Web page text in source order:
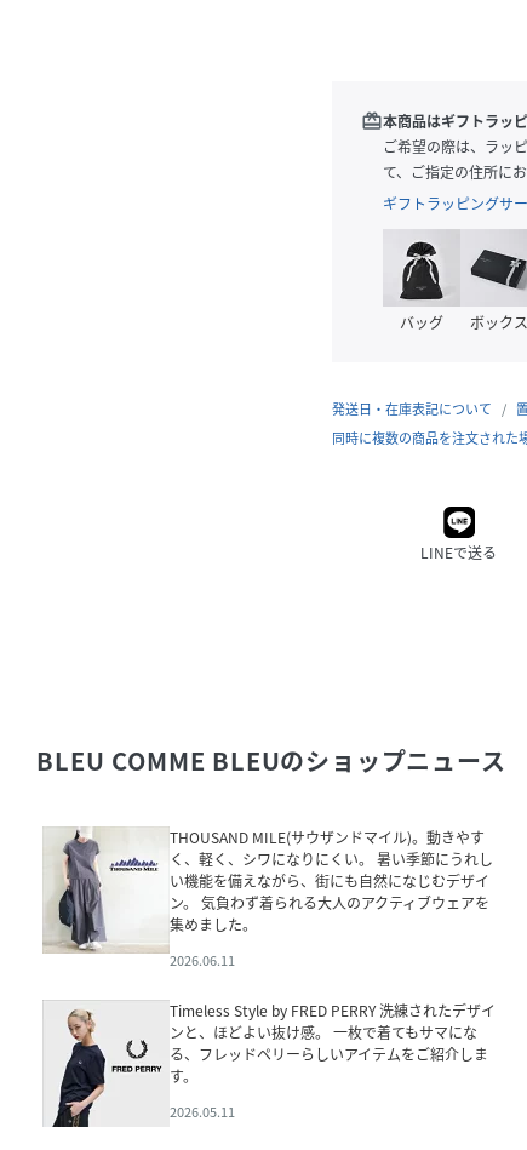
redeem本商品はギフトラッ
ご希望の際は、ラッ
て、ご指定の住所にお
ギフトラッピングサ
バッグ ボックス
発送日・在庫表記について
同時に複数の商品を注文された
LINEで送る
BLEU COMME BLEUのショップニュース
THOUSAND MILE(サウザンドマイル)。動きやす
く、軽く、シワになりにくい。 暑い季節にうれし
い機能を備えながら、街にも自然になじむデザイ
ン。 気負わず着られる大人のアクティブウェアを
集めました。
2026.06.11
Timeless Style by FRED PERRY 洗練されたデザイ
ンと、ほどよい抜け感。 一枚で着てもサマにな
る、フレッドペリーらしいアイテムをご紹介しま
す。
2026.05.11